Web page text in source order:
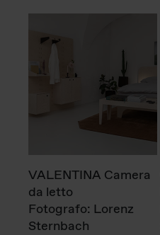
VALENTINA Camera
da letto
Fotografo: Lorenz
Sternbach